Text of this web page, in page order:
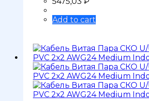
Add to cart